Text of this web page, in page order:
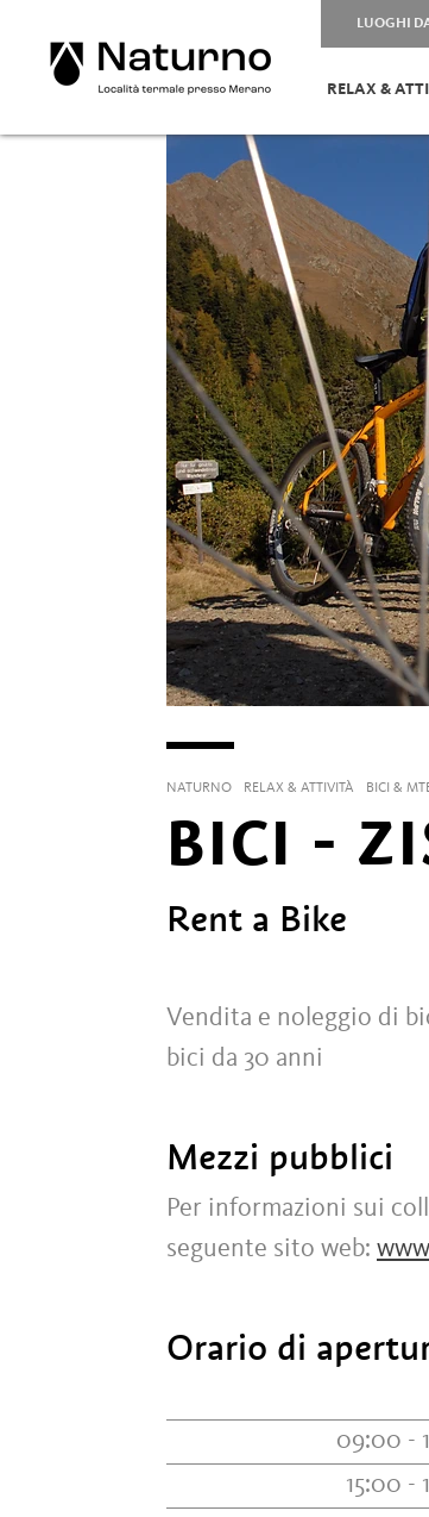
LUOGHI
RELAX &
NATURNO RELAX & ATTIVITÀ BICI &
BICI -
Rent a Bike
Vendita e noleggio di
bici da 30 anni
Mezzi pubblici
Per informazioni sui
seguente sito web:
Orario di
09:00 -
15:00 -